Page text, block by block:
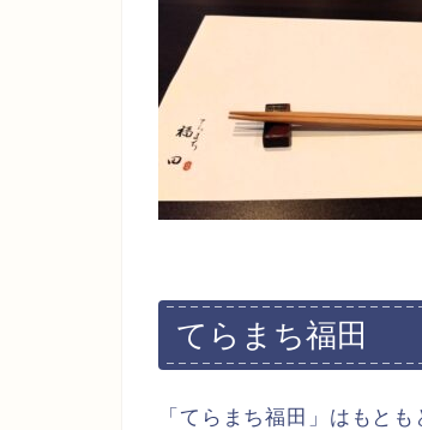
てらまち福田
「てらまち福田」はもと